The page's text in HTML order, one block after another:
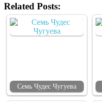
Related Posts:
Семь Чудес Чугуева